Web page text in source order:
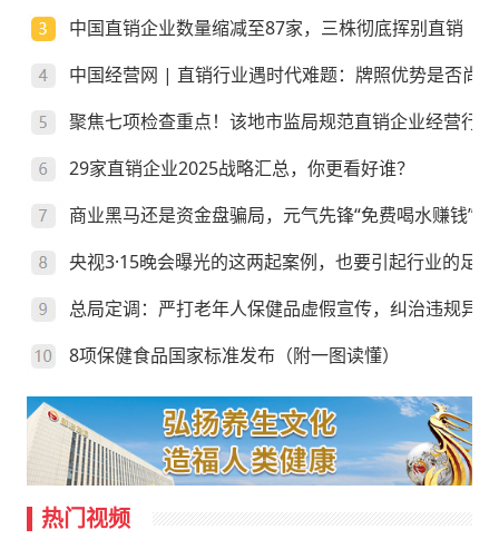
中国直销企业数量缩减至87家，三株彻底挥别直销
中国经营网 | 直销行业遇时代难题：牌照优势是否尚存
聚焦七项检查重点！该地市监局规范直销企业经营行为
29家直销企业2025战略汇总，你更看好谁？
商业黑马还是资金盘骗局，元气先锋“免费喝水赚钱”靠
央视3·15晚会曝光的这两起案例，也要引起行业的足
总局定调：严打老年人保健品虚假宣传，纠治违规异
8项保健食品国家标准发布（附一图读懂）
热门视频